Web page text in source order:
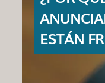
ESTÁN